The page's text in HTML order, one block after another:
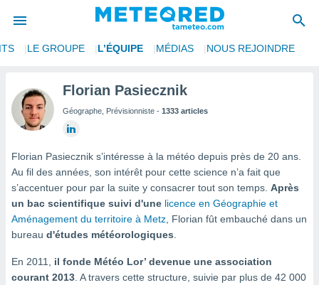
de
a
des
Vous
LE GROUPE L’ÉQUIPE MÉDIAS NOUS REJOINDRE
Florian Pasiecznik
Géographe, Prévisionniste - 1333 articles
Florian Pasiecznik s’intéresse à la météo depuis près de 20 ans.
Au fil des années, son intérêt pour cette science n’a fait que
s’accentuer pour par la suite y consacrer tout son temps. Après
un bac scientifique suivi d'une licence en Géographie et
Aménagement du territoire à Metz, Florian fût embauché dans un
bureau d'études météorologiques.
En 2011, il fonde Météo Lor’ devenue une association
courant 2013. A travers cette structure, suivie par plus de 42 000